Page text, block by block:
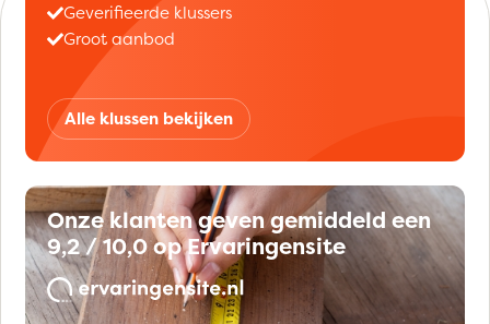
Geverifieerde klussers
Groot aanbod
Alle klussen bekijken
Onze klanten geven gemiddeld een
9,2 / 10,0 op Ervaringensite